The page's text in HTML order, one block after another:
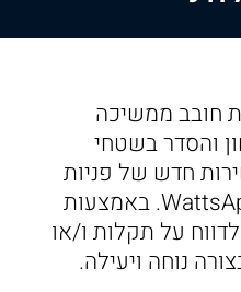
חובב ממשיכה
והסדר בשטחי
חדש של פניות
למוקד המועצה דרך ה WattsApp. באמצעות
על תקלות ו/או
נוחה ויעילה.